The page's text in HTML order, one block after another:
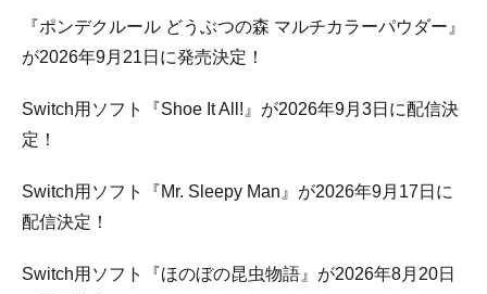
『ポンデクルール どうぶつの森 マルチカラーパウダー』
が2026年9月21日に発売決定！
Switch用ソフト『Shoe It All!』が2026年9月3日に配信決
定！
Switch用ソフト『Mr. Sleepy Man』が2026年9月17日に
配信決定！
Switch用ソフト『ほのぼの昆虫物語』が2026年8月20日